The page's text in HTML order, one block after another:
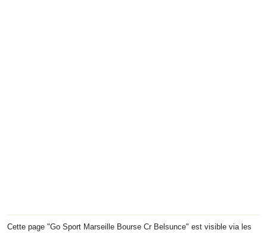
Cette page "Go Sport Marseille Bourse Cr Belsunce" est visible via les